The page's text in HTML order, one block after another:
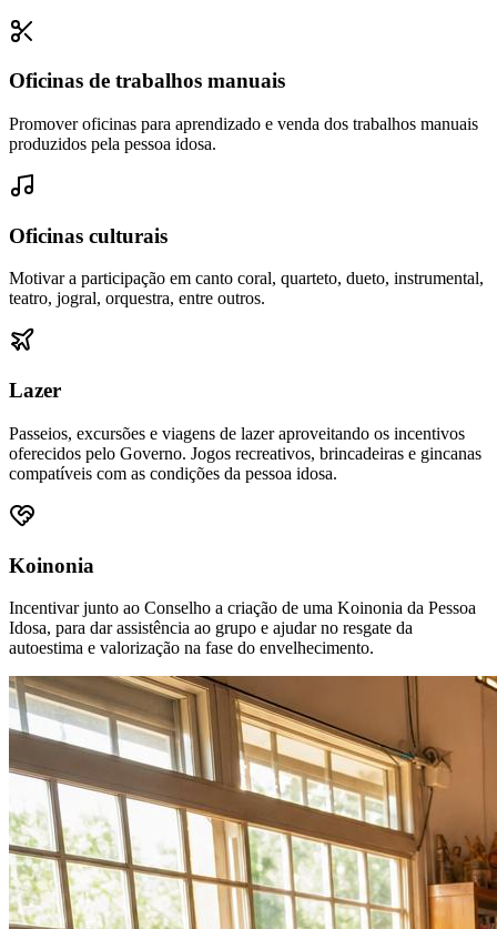
Oficinas de trabalhos manuais
Promover oficinas para aprendizado e venda dos trabalhos manuais
produzidos pela pessoa idosa.
Oficinas culturais
Motivar a participação em canto coral, quarteto, dueto, instrumental,
teatro, jogral, orquestra, entre outros.
Lazer
Passeios, excursões e viagens de lazer aproveitando os incentivos
oferecidos pelo Governo. Jogos recreativos, brincadeiras e gincanas
compatíveis com as condições da pessoa idosa.
Koinonia
Incentivar junto ao Conselho a criação de uma Koinonia da Pessoa
Idosa, para dar assistência ao grupo e ajudar no resgate da
autoestima e valorização na fase do envelhecimento.